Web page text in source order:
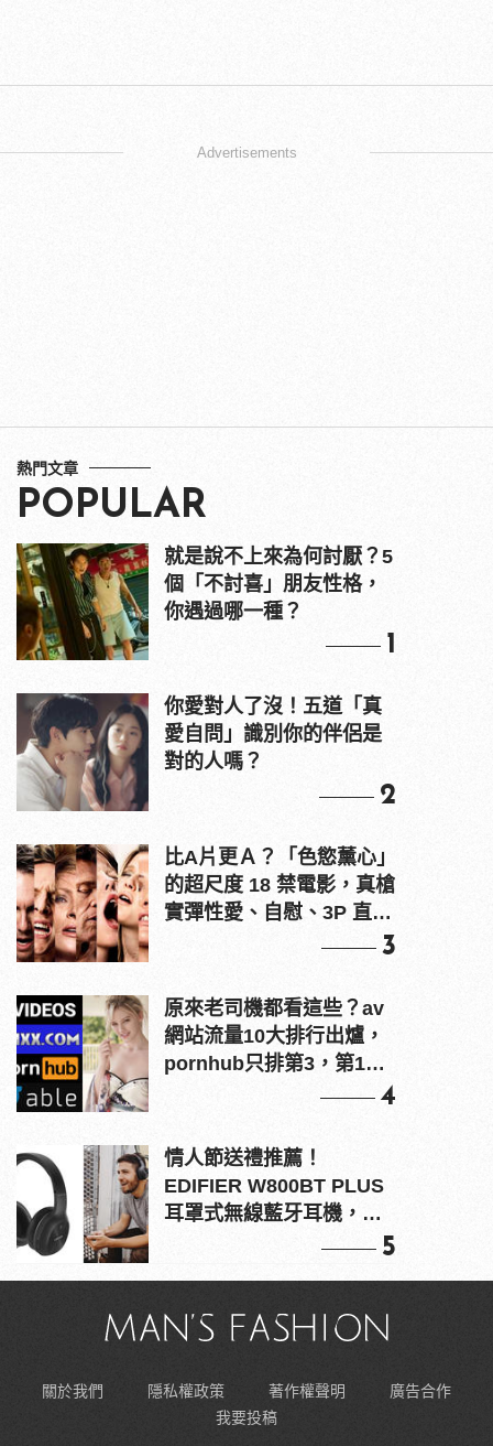
Advertisements
熱門文章
POPULAR
就是說不上來為何討厭？5
個「不討喜」朋友性格，
你遇過哪一種？
1
你愛對人了沒！五道「真
愛自問」識別你的伴侶是
對的人嗎？
2
比A片更Ａ？「色慾薰心」
的超尺度 18 禁電影，真槍
實彈性愛、自慰、3P 直接
3
原來老司機都看這些？av
網站流量10大排行出爐，
pornhub只排第3，第1名
4
情人節送禮推薦！
EDIFIER W800BT PLUS
耳罩式無線藍牙耳機，在
5
關於我們 隱私權政策 著作權聲明
廣告合作
我要投稿